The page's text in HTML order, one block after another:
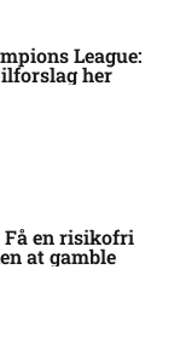
League:
her
Få en risikofri
at gamble